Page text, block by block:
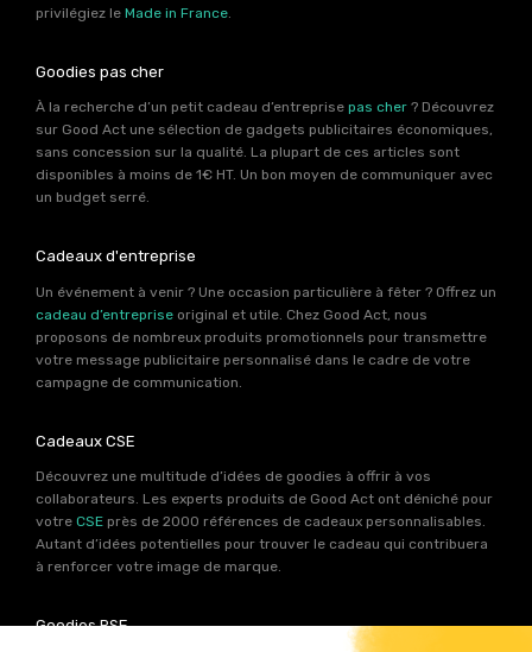
privilégiez le Made in France.
Goodies pas cher
À la recherche d’un petit cadeau d’entreprise pas cher ? Découvrez
sur Good Act une sélection de gadgets publicitaires économiques,
sans concession sur la qualité. La plupart de ces articles sont
disponibles à moins de 1€ HT. Un bon moyen de communiquer avec
un budget serré.
Cadeaux d'entreprise
Un événement à venir ? Une occasion particulière à fêter ? Offrez un
cadeau d’entreprise original et utile. Chez Good Act, nous
proposons de nombreux produits promotionnels pour transmettre
votre message publicitaire personnalisé dans le cadre de votre
campagne de communication.
Cadeaux CSE
Découvrez une multitude d’idées de goodies à offrir à vos
collaborateurs. Les experts produits de Good Act ont déniché pour
votre CSE près de 2000 références de cadeaux personnalisables.
Autant d’idées potentielles pour trouver le cadeau qui contribuera
à renforcer votre image de marque.
Goodies RSE